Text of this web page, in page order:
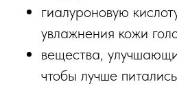
гиалуроновую
увлажнения кожи
вещества,
чтобы лучше